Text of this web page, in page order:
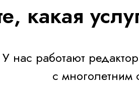
какая
У нас работают
с многолетним